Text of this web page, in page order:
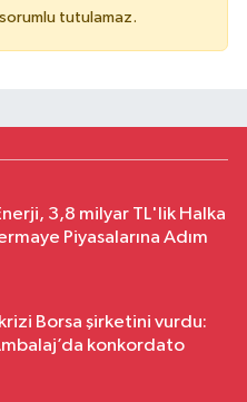
tutulamaz.
3,8 milyar TL'lik Halka
Piyasalarına Adım
Borsa şirketini vurdu:
konkordato